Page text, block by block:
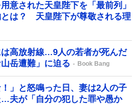
意された天皇陛下を「最前列」
とは？ 天皇陛下が尊敬される理
高放射線…9人の若者が死んだ
山岳遭難」に迫る
Book Bang
！」と怒鳴った日、妻は2人の子
夫が「自分の犯した罪や愚か